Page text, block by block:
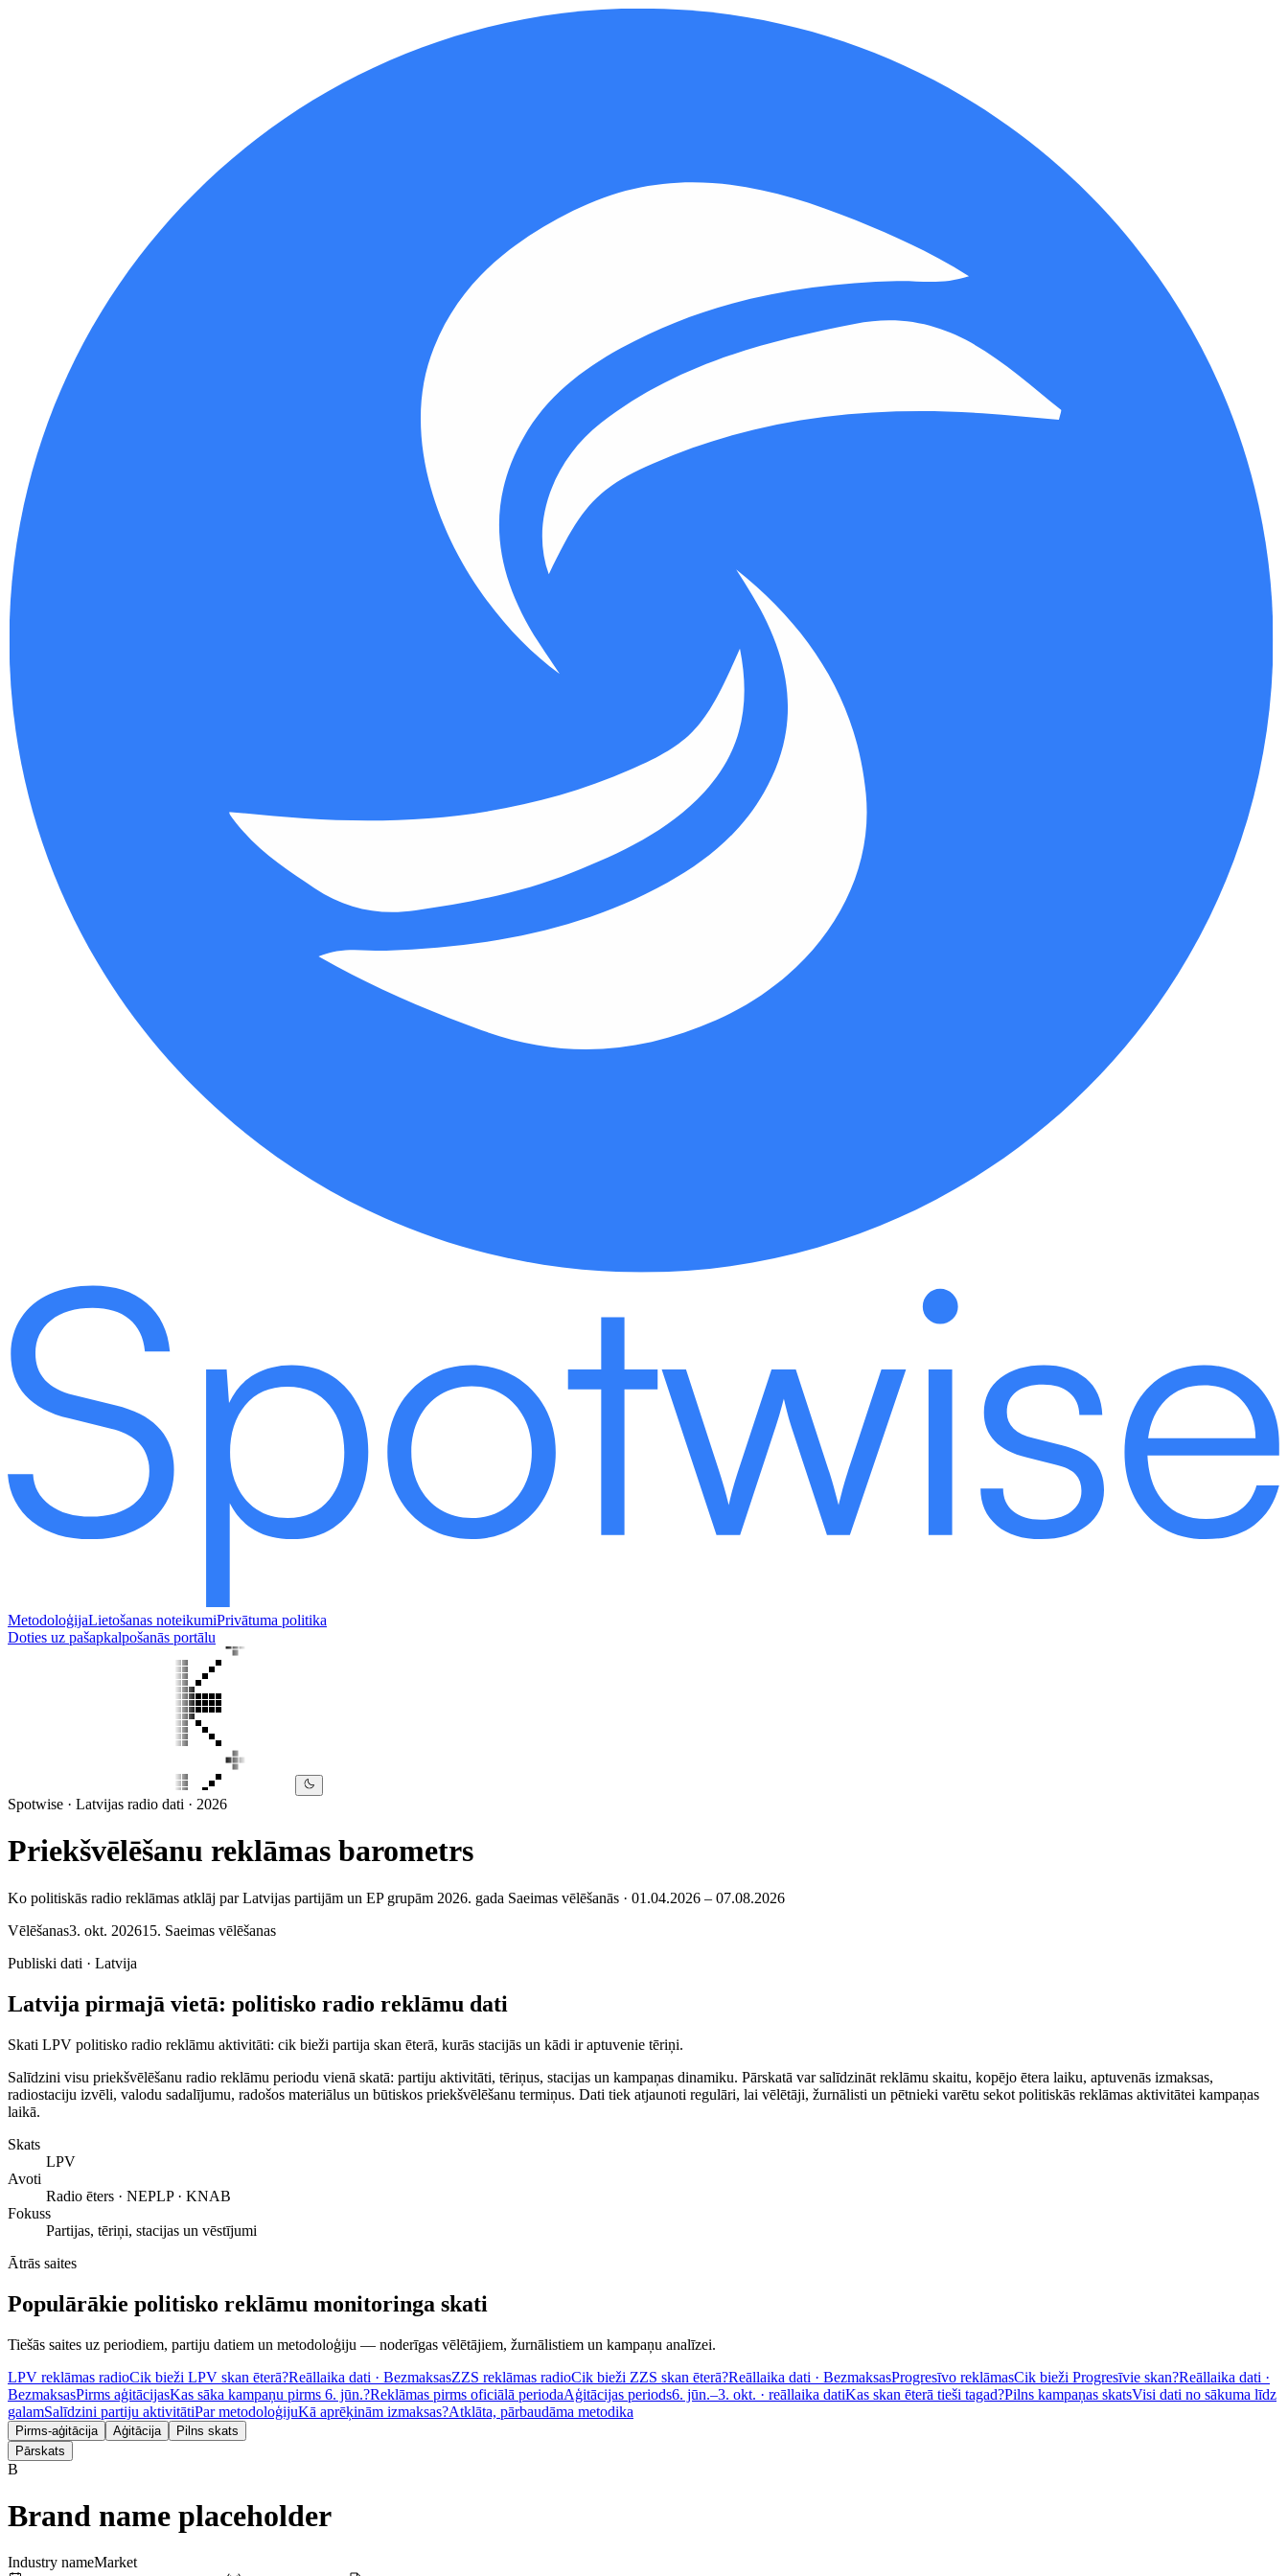
MetodoloģijaLietošanas noteikumiPrivātuma politika
Doties uz pašapkalpošanās portālu
Spotwise · Latvijas radio dati · 2026
Priekšvēlēšanu reklāmas barometrs
Ko politiskās radio reklāmas atklāj par Latvijas partijām un EP grupām 2026. gada Saeimas vēlēšanās · 01.04.2026 – 07.08.2026
Vēlēšanas3. okt. 202615. Saeimas vēlēšanas
Publiski dati · Latvija
Latvija pirmajā vietā: politisko radio reklāmu dati
Skati LPV politisko radio reklāmu aktivitāti: cik bieži partija skan ēterā, kurās stacijās un kādi ir aptuvenie tēriņi.
Salīdzini visu priekšvēlēšanu radio reklāmu periodu vienā skatā: partiju aktivitāti, tēriņus, stacijas un kampaņas dinamiku. Pārskatā var salīdzināt reklāmu skaitu, kopējo ētera laiku, aptuvenās izmaksas,
radiostaciju izvēli, valodu sadalījumu, radošos materiālus un būtiskos priekšvēlēšanu termiņus. Dati tiek atjaunoti regulāri, lai vēlētāji, žurnālisti un pētnieki varētu sekot politiskās reklāmas aktivitātei kampaņas
laikā.
Skats
LPV
Avoti
Radio ēters · NEPLP · KNAB
Fokuss
Partijas, tēriņi, stacijas un vēstījumi
Ātrās saites
Populārākie politisko reklāmu monitoringa skati
Tiešās saites uz periodiem, partiju datiem un metodoloģiju — noderīgas vēlētājiem, žurnālistiem un kampaņu analīzei.
LPV reklāmas radioCik bieži LPV skan ēterā?Reāllaika dati · BezmaksasZZS reklāmas radioCik bieži ZZS skan ēterā?Reāllaika dati · BezmaksasProgresīvo reklāmasCik bieži Progresīvie skan?Reāllaika dati ·
BezmaksasPirms aģitācijasKas sāka kampaņu pirms 6. jūn.?Reklāmas pirms oficiālā periodaAģitācijas periods6. jūn.–3. okt. · reāllaika datiKas skan ēterā tieši tagad?Pilns kampaņas skatsVisi dati no sākuma līdz
galamSalīdzini partiju aktivitātiPar metodoloģijuKā aprēķinām izmaksas?Atklāta, pārbaudāma metodika
Pirms-aģitācija Aģitācija
Pilns skats
Pārskats
B
Brand name placeholder
Industry nameMarket